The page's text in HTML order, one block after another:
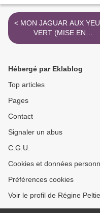
< MON JAGUAR AUX YEUX
VERT (MISE EN
SITUATION)
Hébergé par Eklablog
Top articles
Pages
Contact
Signaler un abus
C.G.U.
Cookies et données
Préférences cookies
Voir le profil de Régine